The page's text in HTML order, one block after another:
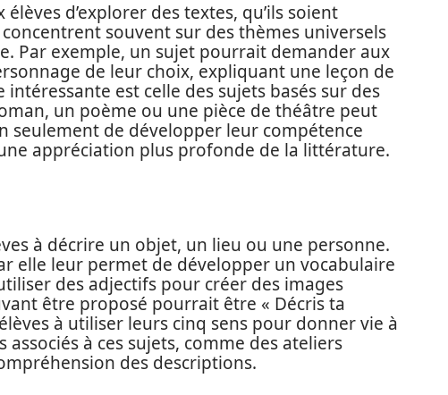
d’explorer des textes, qu’ils soient
souvent sur des thèmes universels
Par exemple, un sujet pourrait demander aux
de leur choix, expliquant une leçon de
est celle des sujets basés sur des
un poème ou une pièce de théâtre peut
seulement de développer leur compétence
une appréciation plus profonde de la littérature.
à décrire un objet, un lieu ou une personne.
elle leur permet de développer un vocabulaire
des adjectifs pour créer des images
être proposé pourrait être « Décris ta
à utiliser leurs cinq sens pour donner vie à
à ces sujets, comme des ateliers
des descriptions.